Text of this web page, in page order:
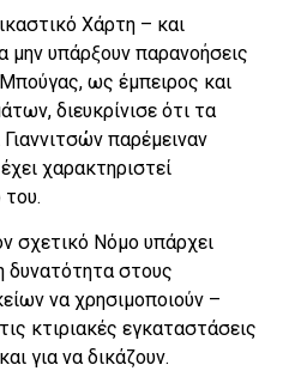
Χάρτη – και
μην υπάρξουν παρανοήσεις
ως έμπειρος και
διευκρίνισε ότι τα
παρέμειναν
χαρακτηριστεί
σχετικό Νόμο υπάρχει
δυνατότητα στους
να χρησιμοποιούν –
κτιριακές εγκαταστάσεις
για να δικάζουν.